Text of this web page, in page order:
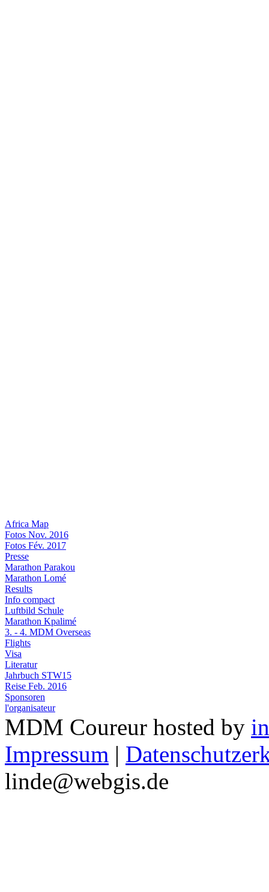
Africa Map
Fotos Nov. 2016
Fotos Fév. 2017
Presse
Marathon Parakou
Marathon Lomé
Results
Info compact
Luftbild Schule
Marathon Kpalimé
3. - 4. MDM Overseas
Flights
Visa
Literatur
Jahrbuch STW15
Reise Feb. 2016
Sponsoren
l'organisateur
MDM Coureur hosted by
Impressum |
linde@webgis.de